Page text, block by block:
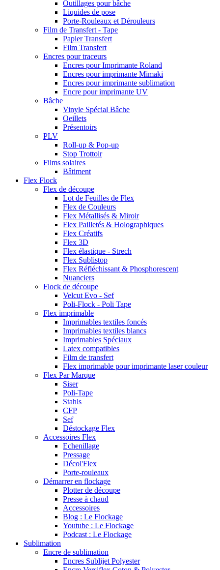
Outillages pour bâche
Liquides de pose
Porte-Rouleaux et Dérouleurs
Film de Transfert - Tape
Papier Transfert
Film Transfert
Encres pour traceurs
Encres pour Imprimante Roland
Encres pour imprimante Mimaki
Encres pour imprimante sublimation
Encre pour imprimante UV
Bâche
Vinyle Spécial Bâche
Oeillets
Présentoirs
PLV
Roll-up & Pop-up
Stop Trottoir
Films solaires
Bâtiment
Flex Flock
Flex de découpe
Lot de Feuilles de Flex
Flex de Couleurs
Flex Métallisés & Miroir
Flex Pailletés & Holographiques
Flex Créatifs
Flex 3D
Flex élastique - Strech
Flex Sublistop
Flex Réfléchissant & Phosphorescent
Nuanciers
Flock de découpe
Velcut Evo - Sef
Poli-Flock - Poli Tape
Flex imprimable
Imprimables textiles foncés
Imprimables textiles blancs
Imprimables Spéciaux
Latex compatibles
Film de transfert
Flex imprimable pour imprimante laser couleur
Flex Par Marque
Siser
Poli-Tape
Stahls
CFP
Sef
Déstockage Flex
Accessoires Flex
Echenillage
Pressage
Décol'Flex
Porte-rouleaux
Démarrer en flockage
Plotter de découpe
Presse à chaud
Accessoires
Blog : Le Flockage
Youtube : Le Flockage
Podcast : Le Flockage
Sublimation
Encre de sublimation
Encres Sublijet Polyester